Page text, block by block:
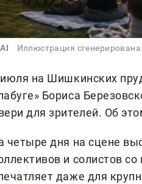
AI Иллюстрация
на Шишкинских
Бориса
для зрителей. Об
четыре дня на сцене
и солистов
даже для